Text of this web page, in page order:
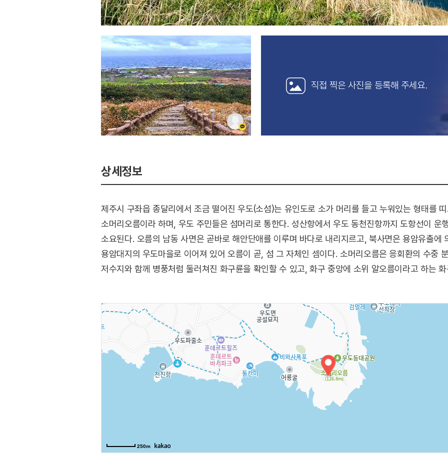
직접 찍은 사진을등록해 주세요.
상세정보
제주시 구좌읍 종달리에서 조금 떨어진 우도(소섬)는 유인도로 소가 머리를 들고 누워있는 형태를
소머리오름이라 하며, 우도 주민들은 섬머리로 통한다. 성산항에서 우도 동천진항까지 도항선이 운
소요된다. 오름의 남동 사면은 곧바로 해안단애를 이루며 바다로 내리지르고, 북사면은 용암유출에
용암대지의 우도마을로 이어져 있어 오름이 곧, 섬 그 자체인 셈이다. 소머리오름은 응회환의 수중
저수지와 함께 병풍처럼 둘러쳐진 화구륜을 확인할 수 있고, 화구 중앙에 소위 알오름이라고 하는
250m